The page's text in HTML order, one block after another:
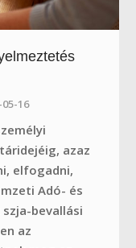
05-16
azaz
elfogadni,
Adó- és
bevallási
az